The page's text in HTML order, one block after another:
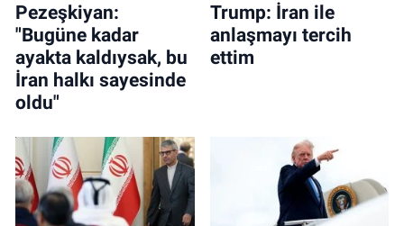
Pezeşkiyan:
"Bugüne kadar
ayakta kaldıysak, bu
İran halkı sayesinde
oldu"
Trump: İran ile
anlaşmayı tercih
ettim